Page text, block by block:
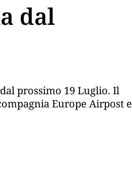
dal
prossimo 19 Luglio. Il
Europe Airpost e